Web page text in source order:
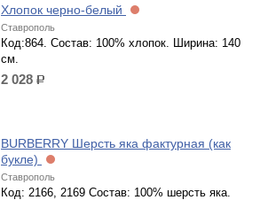
Хлопок черно-белый
Ставрополь
Код:864. Состав: 100% хлопок. Ширина: 140
см.
2 028 р.
BURBERRY Шерсть яка фактурная (как
букле)
Ставрополь
Код: 2166, 2169 Состав: 100% шерсть яка.